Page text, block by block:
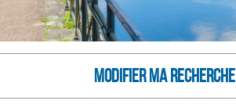
MODIFIER MA RECHERCHE